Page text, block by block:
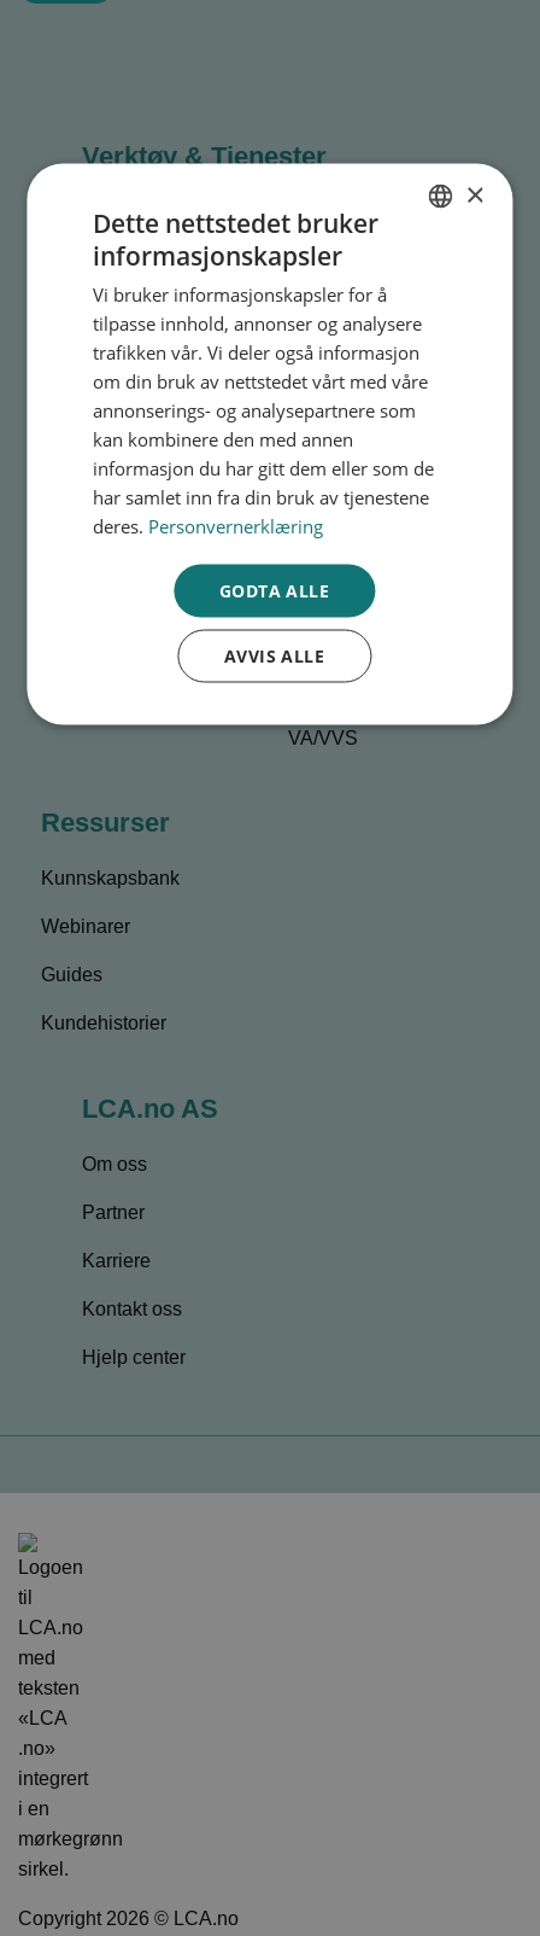
Verktøy & Tjenester
EPD-generator
Transportkalkulator
Prosjektmodul
Kunnskapsbank
Kursportal
Bransjer
Betong
Elektro
Asfalt, pukk og grus
Møbel
VA/VVS
Ressurser
Kunnskapsbank
Webinarer
Guides
Kundehistorier
LCA.no AS
Om oss
Partner
Karriere
Kontakt oss
Hjelp center
Copyright 2026 © LCA.no
ENGLISH
ITALIAN
×
Dette nettstedet bruker
informasjonskapsler
Vi bruker informasjonskapsler for å
tilpasse innhold, annonser og analysere
trafikken vår. Vi deler også informasjon
om din bruk av nettstedet vårt med våre
annonserings- og analysepartnere som
kan kombinere den med annen
informasjon du har gitt dem eller som de
har samlet inn fra din bruk av tjenestene
deres. Personvernerklæring
GODTA ALLE
AVVIS ALLE